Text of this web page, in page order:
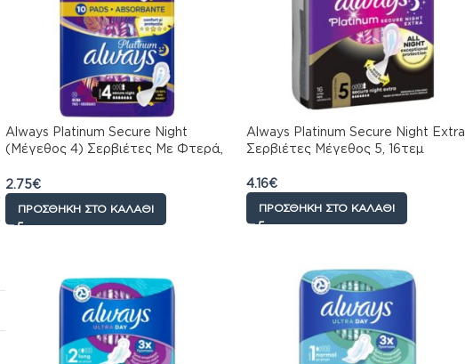
Always Platinum Secure Night
(Μέγεθος 4) Σερβιέτες Με Φτερά,
2.75€
ΠΡΟΣΘΉΚΗ ΣΤΟ ΚΑΛΆΘΙ
Always Platinum Secure Night Extra
Σερβιέτες Μέγεθος 5, 16τεμ
4.16€
ΠΡΟΣΘΉΚΗ ΣΤΟ ΚΑΛΆΘΙ